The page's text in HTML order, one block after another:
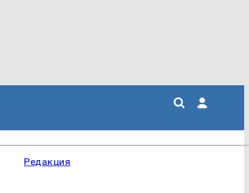
Редакция